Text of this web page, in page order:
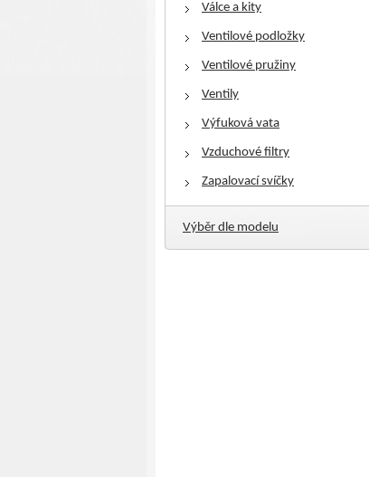
Válce a kity
Ventilové podložky
Ventilové pružiny
Ventily
Výfuková vata
Vzduchové filtry
Zapalovací svíčky
Výběr dle modelu